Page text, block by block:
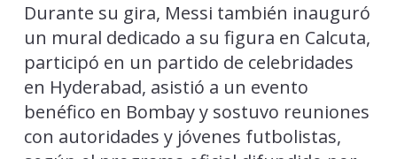
Durante su gira, Messi también inauguró
un mural dedicado a su figura en Calcuta,
participó en un partido de celebridades
en Hyderabad, asistió a un evento
benéfico en Bombay y sostuvo reuniones
con autoridades y jóvenes futbolistas,